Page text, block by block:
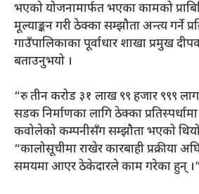
भएको योजनामार्फत भएका कामको
मूल्याङ्कन गरी ठेक्का सम्झौता अन्त्य गर्ने
गाउँपालिकाका पूर्वाधार शाखा प्रमुख
बताउनुभयो ।
“रु तीन करोड ३१ लाख ९९ हजार ९९९
सडक निर्माणका लागि ठेक्का
कवोलेको कम्पनीसँग सम्झौता भएको
“कालोसूचीमा राखेर कारबाही प्रक्रीया
समयमा आएर ठेकेदारले काम गरेका हुन्